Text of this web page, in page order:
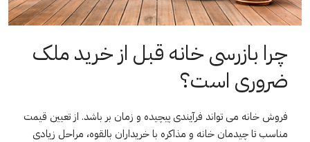
چرا بازرسی خانه قبل از خرید ملک
ضروری است؟
فروش خانه می تواند فرآیندی پیچیده و زمان بر باشد. از تعیین قیمت
مناسب تا چیدمان خانه و مذاکره با خریداران بالقوه، مراحل زیادی